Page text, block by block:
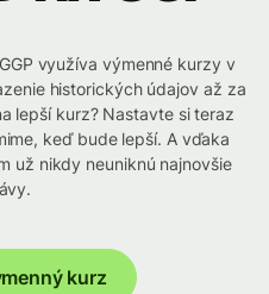
využíva výmenné kurzy v
historických údajov až za
lepší kurz? Nastavte si teraz
keď bude lepší. A vďaka
už nikdy neuniknú najnovšie
kurz